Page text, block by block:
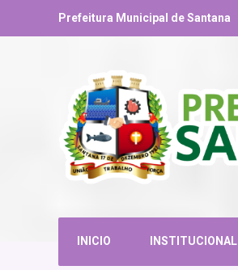
Prefeitura Municipal de Santana
INICIO INSTITUCIONAL